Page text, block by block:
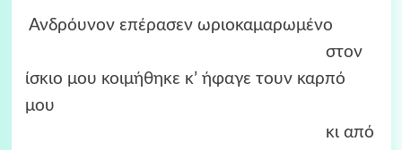
Ανδρόυνον επέρασεν ωριοκαμαρωμένο
στον
ίσκιο μου κοιμήθηκε κ’ ήφαγε τουν καρπό
μου
κι από